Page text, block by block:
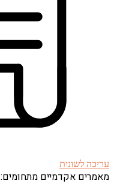
עריכה לשונית
מאמרים אקדמיים מתחומים: